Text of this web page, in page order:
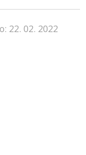
22. 02. 2022